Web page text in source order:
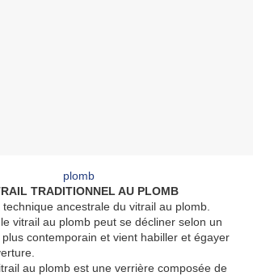
TRADITIONNEL AU PLOMB
technique ancestrale du vitrail au plomb.
vitrail au plomb peut se décliner selon un
contemporain et vient habiller et égayer
au plomb est une verrière composée de